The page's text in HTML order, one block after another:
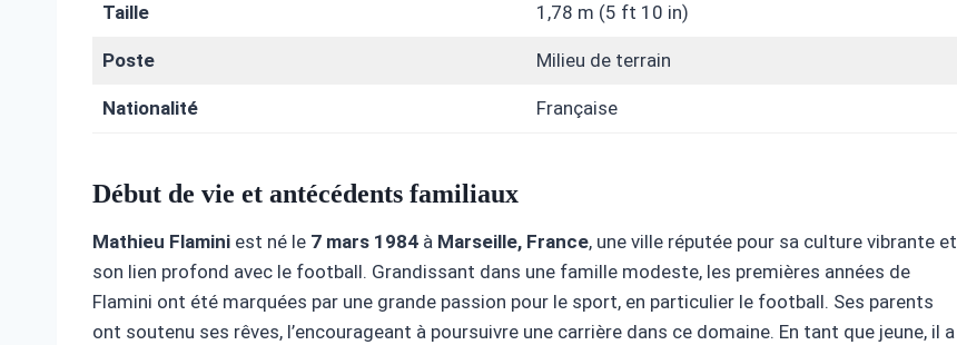
Taille 1,78 m (5 ft 10 in)
Poste Milieu de terrain
Nationalité Française
Début de vie et antécédents familiaux
Mathieu Flamini est né le 7 mars 1984 à Marseille, France, une ville réputée pour sa culture vibrante et
son lien profond avec le football. Grandissant dans une famille modeste, les premières années de
Flamini ont été marquées par une grande passion pour le sport, en particulier le football. Ses parents
ont soutenu ses rêves, l’encourageant à poursuivre une carrière dans ce domaine. En tant que jeune, il a